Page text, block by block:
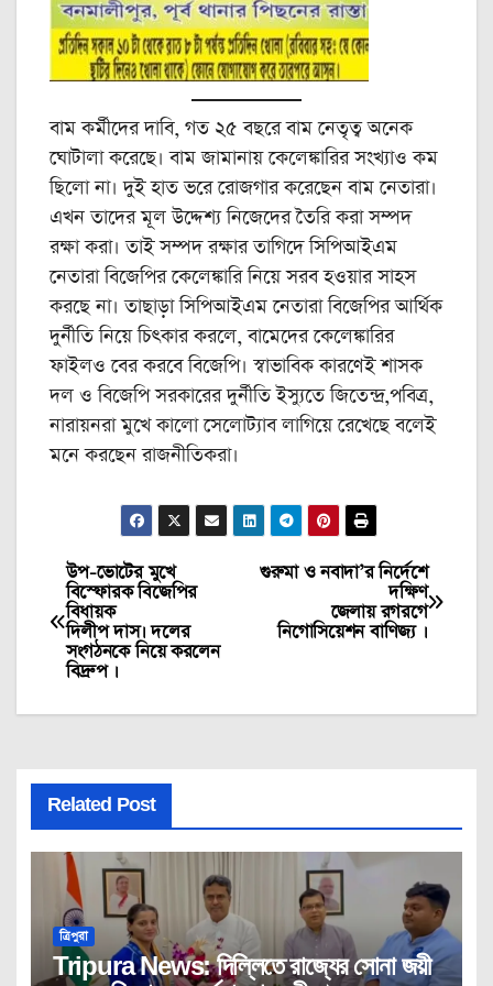
বাম কর্মীদের দাবি, গত ২৫ বছরে বাম নেতৃত্ব অনেক
ঘোটালা করেছে। বাম জামানায় কেলেঙ্কারির সংখ্যাও কম
ছিলো না। দুই হাত ভরে রোজগার করেছেন বাম নেতারা।
এখন তাদের মূল উদ্দেশ্য নিজেদের তৈরি করা সম্পদ
রক্ষা করা। তাই সম্পদ রক্ষার তাগিদে সিপিআইএম
নেতারা বিজেপির কেলেঙ্কারি নিয়ে সরব হওয়ার সাহস
করছে না। তাছাড়া সিপিআইএম নেতারা বিজেপির আর্থিক
দুর্নীতি নিয়ে চিৎকার করলে, বামেদের কেলেঙ্কারির
ফাইলও বের করবে বিজেপি। স্বাভাবিক কারণেই শাসক
দল ও বিজেপি সরকারের দুর্নীতি ইস্যুতে জিতেন্দ্র,পবিত্র,
নারায়নরা মুখে কালো সেলোট্যাব লাগিয়ে রেখেছে বলেই
মনে করছেন রাজনীতিকরা।
Post
navigation
গুরুমা ও নবাদা’র নির্দেশে
দক্ষিণ
জেলায় রগরগে
নিগোসিয়েশন বাণিজ্য ।
উপ-ভোটের মুখে
বিস্ফোরক বিজেপির
বিধায়ক
দিলীপ দাস। দলের
সংগঠনকে নিয়ে করলেন
বিদ্রুপ ।
Related Post
ত্রিপুরা
Tripura News: দিল্লিতে রাজ্যের সোনা জয়ী